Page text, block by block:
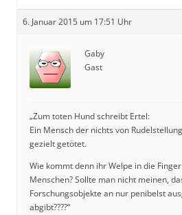
6. Januar 2015 um 17:51 Uhr
Gaby
Gast
„Zum toten Hund schreibt Ertel:
Ein Mensch der nichts von
gezielt getötet.
Wie kommt denn ihr Welpe in die
Menschen? Sollte man nicht meinen,
Forschungsobjekte an nur penibelst
abgibt????“